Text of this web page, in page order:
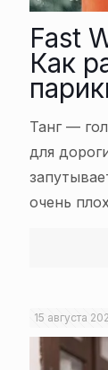
Fast
Как
Танг —
для
очень
15 августа